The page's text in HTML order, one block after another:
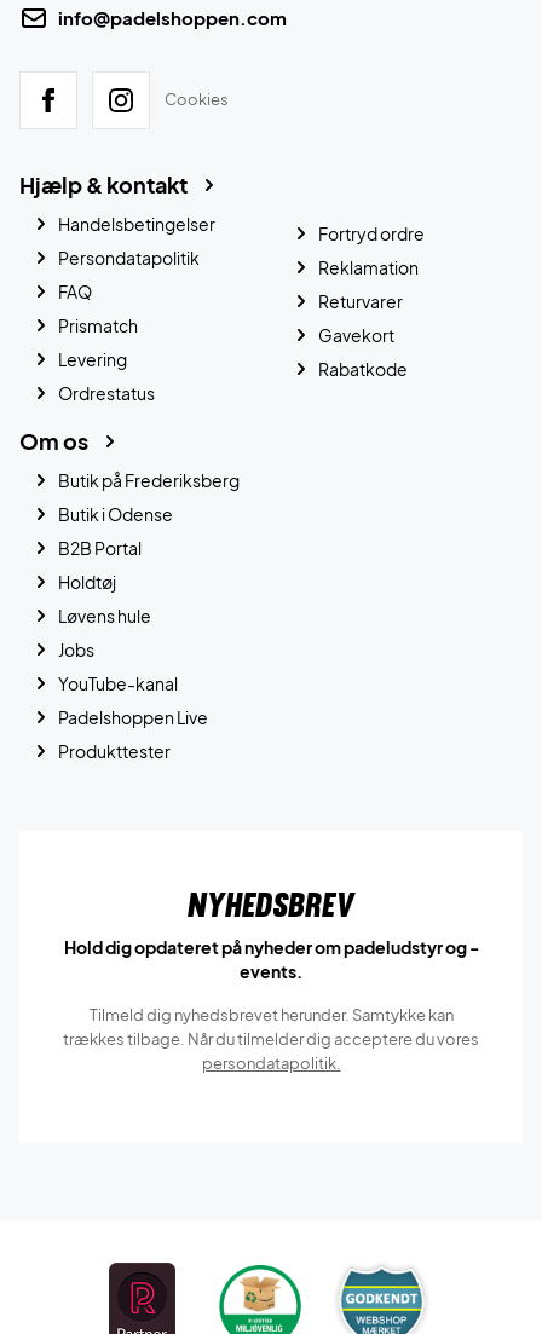
info@padelshoppen.com
Cookies
Hjælp & kontakt
Handelsbetingelser
Persondatapolitik
FAQ
Prismatch
Levering
Ordrestatus
Fortryd ordre
Reklamation
Returvarer
Gavekort
Rabatkode
Om os
Butik på Frederiksberg
Butik i Odense
B2B Portal
Holdtøj
Løvens hule
Jobs
YouTube-kanal
Padelshoppen Live
Produkttester
Nyhedsbrev
Hold dig opdateret på nyheder om padeludstyr og -
events.
Tilmeld dig nyhedsbrevet herunder. Samtykke kan
trækkes tilbage. Når du tilmelder dig acceptere du vores
persondatapolitik.